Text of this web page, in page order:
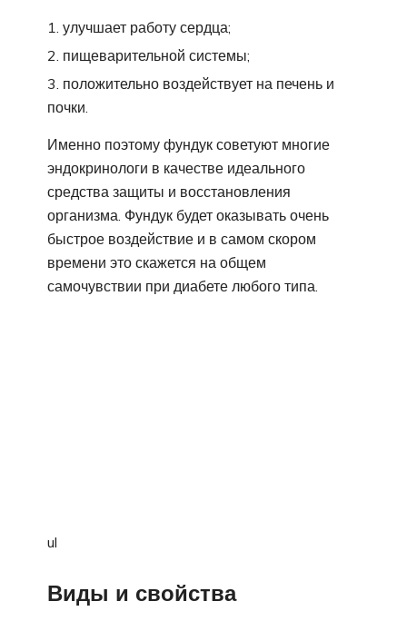
улучшает работу сердца;
пищеварительной системы;
положительно воздействует на печень и
почки.
Именно поэтому фундук советуют многие
эндокринологи в качестве идеального
средства защиты и восстановления
организма. Фундук будет оказывать очень
быстрое воздействие и в самом скором
времени это скажется на общем
самочувствии при диабете любого типа.
ul
Виды и свойства